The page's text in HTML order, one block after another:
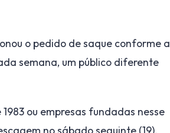
o pedido de saque conforme a
semana, um público diferente
ou empresas fundadas nesse